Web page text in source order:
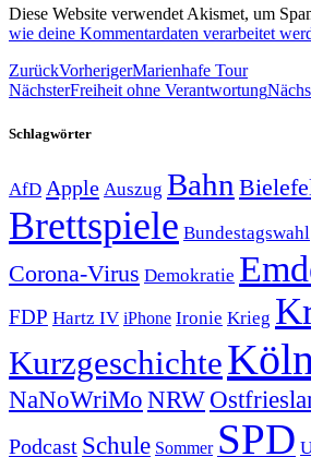
Diese Website verwendet Akismet, um
wie deine Kommentardaten verarbeitet
ZurückVorherigerMarienhafe Tour
NächsterFreiheit ohne Verantwortung
Schlagwörter
AfD Apple Auszug Bahn
Brettspiele Bundestagswahl
Corona-Virus Demokratie
FDP Hartz IV iPhone Ironie Krieg
KurzgeschichteKöln
NaNoWriMo NRW
Podcast Schule Sommer SPD